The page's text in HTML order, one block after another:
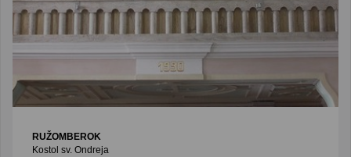
RUŽOMBEROK
Kostol sv. Ondreja